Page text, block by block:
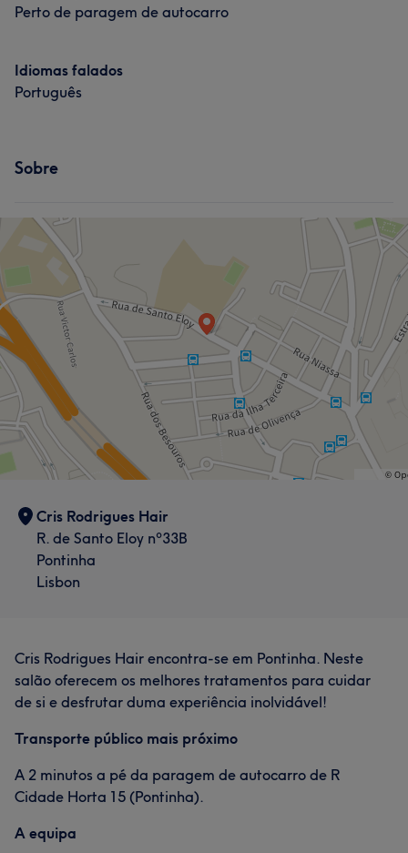
Perto de paragem de autocarro
Idiomas falados
Português
Sobre
Cris Rodrigues Hair
R. de Santo Eloy nº33B
Pontinha
Lisbon
Cris Rodrigues Hair encontra-se em Pontinha. Neste
salão oferecem os melhores tratamentos para cuidar
de si e desfrutar duma experiência inolvidável!
Transporte público mais próximo
A 2 minutos a pé da paragem de autocarro de R
Cidade Horta 15 (Pontinha).
A equipa